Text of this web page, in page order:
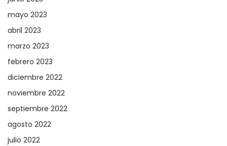
mayo 2023
abril 2023
marzo 2023
febrero 2023
diciembre 2022
noviembre 2022
septiembre 2022
agosto 2022
julio 2022